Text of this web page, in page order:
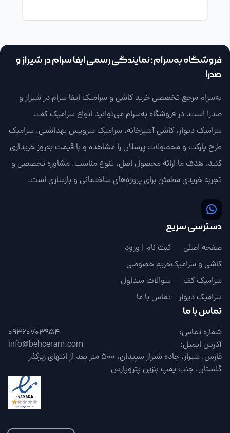
فروشگاه به‌سرام؛ نمایندگی رسمی ایفا سرام در شیراز و
صدرا
به‌سرام مرجع تخصصی خرید کاشی و سرامیک ایفا سرام در شیراز و
صدرا است. در فروشگاه به‌سرام می‌توانید انواع سرامیک کف،
سرامیک دیوار، کاشی آشپزخانه، سرامیک سرویس بهداشتی، سرامیک
طرح پارکت و محصولات پرسلان را مشاهده و با قیمت به‌روز خریداری
کنید. هدف ما ارائه محصول اصل، تنوع مناسب، مشاوره تخصصی و
تجربه خریدی مطمئن برای پروژه‌های ساختمانی و بازسازی است.
دسترسی سریع
صفحه اصلی
کاشی و سرامیک
سرامیک کف
سرامیک دیوار
ثبت نام | ورود
حریم خصوصی
سوالات متداول
تماس با ما
تماس با ما
شماره تماس:
09360703954
آدرس ایمیل:
info@behceram.com
فارس، شیراز، جاده شیراز سپیدان، 500 متر بعد از انتهای زیرگذر
گلستان، جنب پمپ بنزین پتروپارس